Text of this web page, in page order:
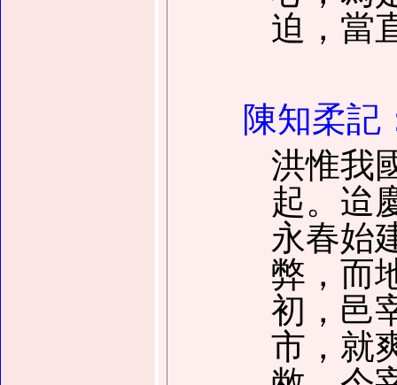
迫，當
陳知柔記
洪惟我
起。迨
永春始
弊，而
初，邑
市，就